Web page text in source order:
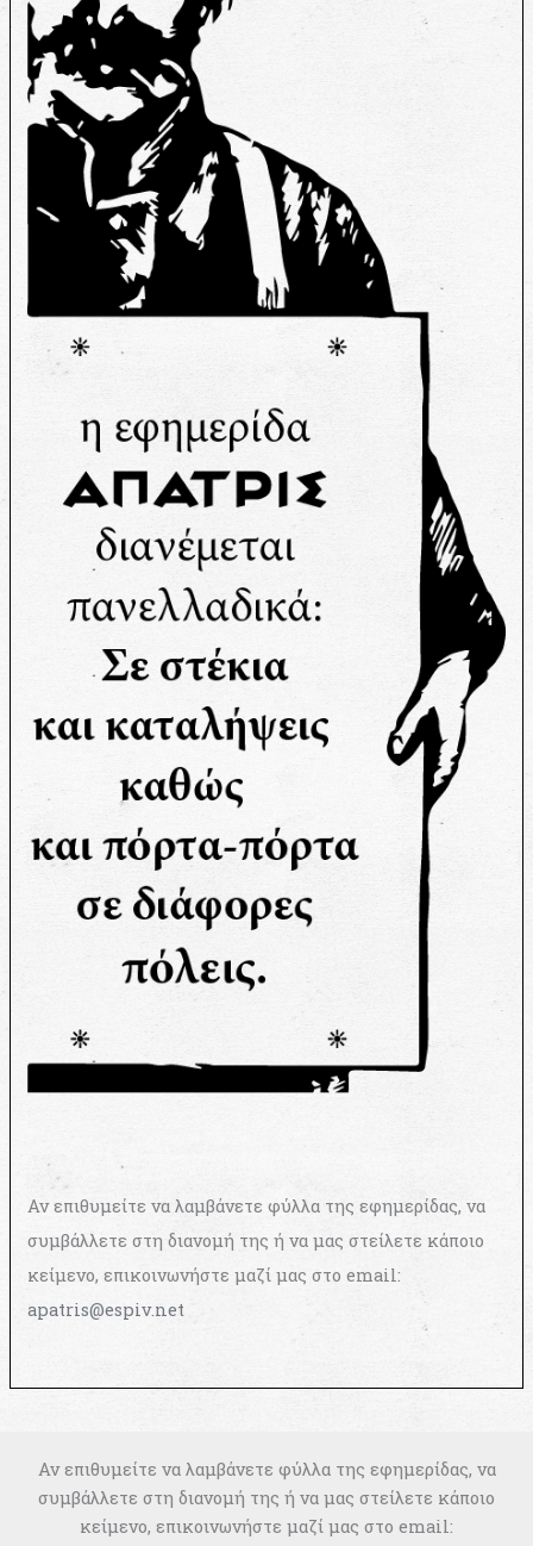
Αν επιθυμείτε να λαμβάνετε φύλλα της εφημερίδας, να
συμβάλλετε στη διανομή της ή να μας στείλετε κάποιο
κείμενο, επικοινωνήστε μαζί μας στο email:
apatris@espiv.net
Αν επιθυμείτε να λαμβάνετε φύλλα της εφημερίδας, να
συμβάλλετε στη διανομή της ή να μας στείλετε κάποιο
κείμενο, επικοινωνήστε μαζί μας στο email: